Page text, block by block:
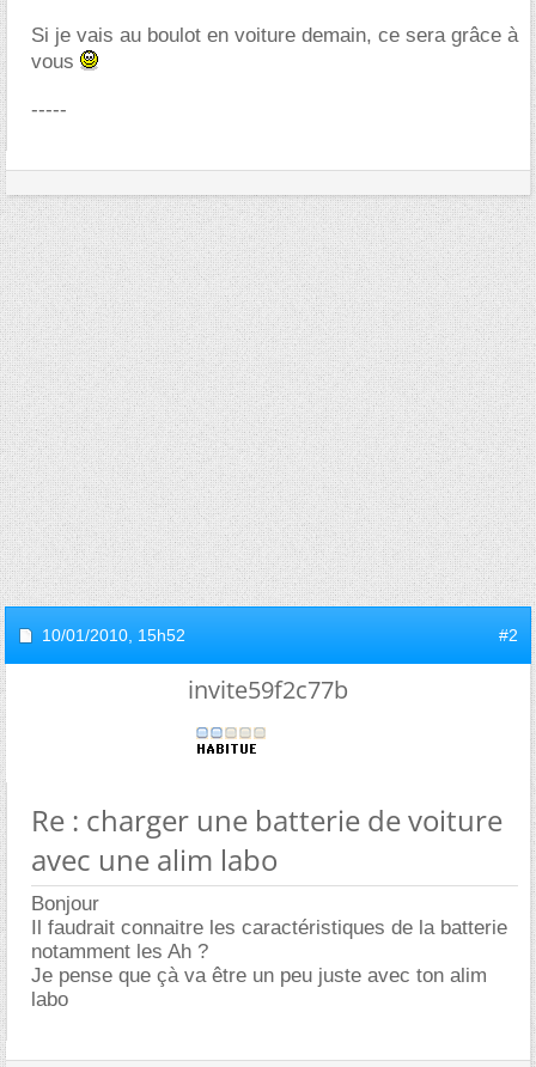
Si je vais au boulot en voiture demain, ce sera grâce à
vous
-----
10/01/2010, 15h52 #2
invite59f2c77b
Re : charger une batterie de voiture
avec une alim labo
Bonjour
Il faudrait connaitre les caractéristiques de la batterie
notamment les Ah ?
Je pense que çà va être un peu juste avec ton alim
labo